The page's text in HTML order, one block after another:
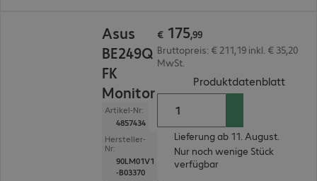
Asus
BE249Q
FK
Monitor
Artikel-Nr:
4857434
Hersteller-
Nr:
90LM01V1
-B03370
€ 175,99
Bruttopreis: € 211,19 inkl. € 35,20
MwSt.
Produktdatenblatt(
Lieferung ab 11. August.
Nur noch wenige Stück
verfügbar